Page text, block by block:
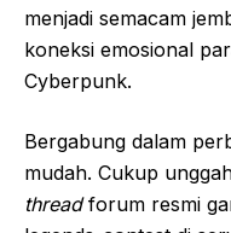
menjadi semacam
koneksi emosional
Cyberpunk.
Bergabung dalam
mudah. Cukup
threadforum resmi